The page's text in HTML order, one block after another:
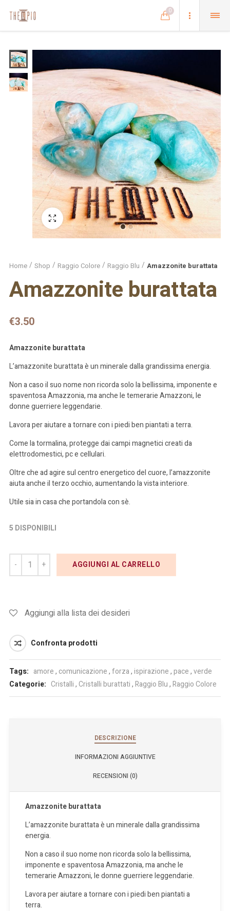
0
Schermo intero
Home Shop Raggio Colore Raggio Blu Amazzonite burattata
Amazzonite burattata
€3.50
Amazzonite burattata
L’amazzonite burattata è un minerale dalla grandissima energia.
Non a caso il suo nome non ricorda solo la bellissima, imponente e
spaventosa Amazzonia, ma anche le temerarie Amazzoni, le
donne guerriere leggendarie.
Lavora per aiutare a tornare con i piedi ben piantati a terra.
Come la tormalina, protegge dai campi magnetici creati da
elettrodomestici, pc e cellulari.
Oltre che ad agire sul centro energetico del cuore, l’amazzonite
aiuta anche il terzo occhio, aumentando la vista interiore.
Utile sia in casa che portandola con sè.
5 DISPONIBILI
AGGIUNGI AL CARRELLO
Aggiungi alla lista dei desideri
Confronta prodotti
Tags: amore, comunicazione,forza,ispirazione,pace,verde
Categorie: Cristalli,Cristalli burattati,Raggio Blu,Raggio Colore
DESCRIZIONE
INFORMAZIONI AGGIUNTIVE
RECENSIONI (0)
Amazzonite burattata
L’amazzonite burattata è un minerale dalla grandissima
energia.
Non a caso il suo nome non ricorda solo la bellissima,
imponente e spaventosa Amazzonia, ma anche le
temerarie Amazzoni, le donne guerriere leggendarie.
Lavora per aiutare a tornare con i piedi ben piantati a
terra.